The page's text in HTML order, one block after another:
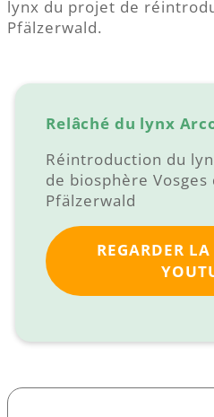
lynx du projet de
Pfälzerwald.
Relâché du lynx
Réintroduction du
de biosphère Vosges
Pfälzerwald
REGARDER